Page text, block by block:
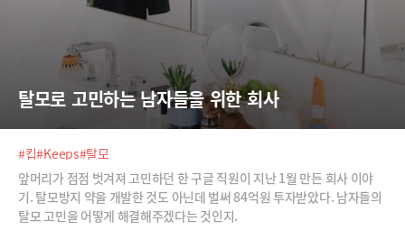
탈모로 고민하는 남자들을 위한 회사
#킵#Keeps#탈모
앞머리가 점점 벗겨져 고민하던 한 구글 직원이 지난 1월 만든 회사 이야
기. 탈모방지 약을 개발한 것도 아닌데 벌써 84억원 투자받았다. 남자들의
탈모 고민을 어떻게 해결해주겠다는 것인지.